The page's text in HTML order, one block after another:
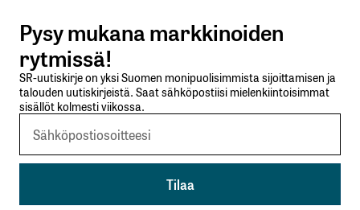
Lähetä kommentti
Pysy mukana markkinoiden
rytmissä!
SR-uutiskirje on yksi Suomen monipuolisimmista sijoittamisen ja
talouden uutiskirjeistä. Saat sähköpostiisi mielenkiintoisimmat
sisällöt kolmesti viikossa.